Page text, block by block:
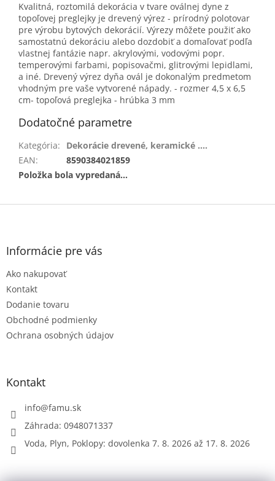
Kvalitná, roztomilá dekorácia v tvare oválnej dyne z
topoľovej preglejky je drevený výrez - prírodný polotovar
pre výrobu bytových dekorácií. Výrezy môžete použiť ako
samostatnú dekoráciu alebo dozdobiť a domaľovať podľa
vlastnej fantázie napr. akrylovými, vodovými popr.
temperovými farbami, popisovačmi, glitrovými lepidlami,
a iné. Drevený výrez dyňa ovál je dokonalým predmetom
vhodným pre vaše vytvorené nápady. - rozmer 4,5 x 6,5
cm- topoľová preglejka - hrúbka 3 mm
Dodatočné parametre
Kategória:
Dekorácie drevené, keramické ....
EAN:
8590384021859
Položka bola vypredaná…
Z
Informácie pre vás
Ako nakupovať
Kontakt
Dodanie tovaru
Obchodné podmienky
Ochrana osobných údajov
Kontakt
info@famu.sk
Záhrada: 0948071337
Voda, Plyn, Poklopy: dovolenka 7. 8. 2026 až 17. 8. 2026